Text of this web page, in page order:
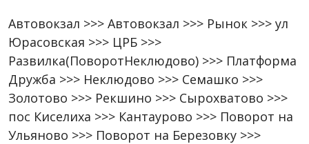
Автовокзал >>> Автовокзал >>> Рынок >>> ул
Юрасовская >>> ЦРБ >>>
Развилка(ПоворотНеклюдово) >>> Платформа
Дружба >>> Неклюдово >>> Семашко >>>
Золотово >>> Рекшино >>> Сырохватово >>>
пос Киселиха >>> Кантаурово >>> Поворот на
Ульяново >>> Поворот на Березовку >>>